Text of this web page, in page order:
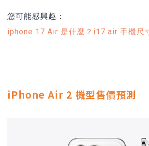
您可能感興趣：
iphone 17 Air 是什麼？i17 air 手機尺
iPhone Air 2 機型售價預測